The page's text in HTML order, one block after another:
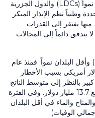
(LDCs)
والدول الجزرية
وطنياً نظم الإنذار المبكر
منها يفتقر إلى القدرات
يتدفق دائماً إلى المجالات
وأقل البلدان نمواً. فمنذ عام
أمريكي بسبب الأخطار
بالنظر إلى متوسط الناتج
13.7 مليار دولار. وفي الفترة
والماء في أقل البلدان
الوفيات).